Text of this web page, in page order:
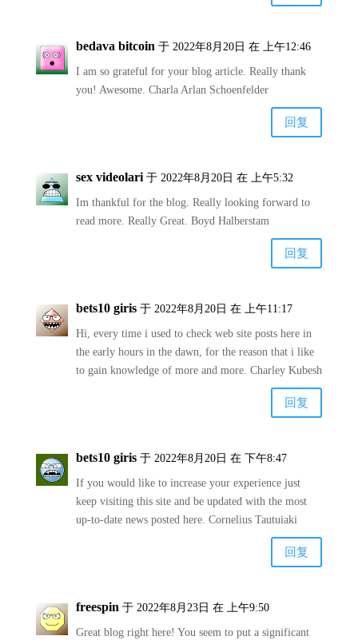
bedava bitcoin 于 2022年8月20日 在 上午12:46
I am so grateful for your blog article. Really thank
you! Awesome. Charla Arlan Schoenfelder
回复
sex videolari 于 2022年8月20日 在 上午5:32
Im thankful for the blog. Really looking forward to
read more. Really Great. Boyd Halberstam
回复
bets10 giris 于 2022年8月20日 在 上午11:17
Hi, every time i used to check web site posts here in
the early hours in the dawn, for the reason that i like
to gain knowledge of more and more. Charley Kubesh
回复
bets10 giris 于 2022年8月20日 在 下午8:47
If you would like to increase your experience just
keep visiting this site and be updated with the most
up-to-date news posted here. Cornelius Tautuiaki
回复
freespin 于 2022年8月23日 在 上午9:50
Great blog right here! You seem to put a significant